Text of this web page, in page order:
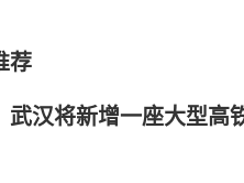
荐
武汉将新增一座大型高